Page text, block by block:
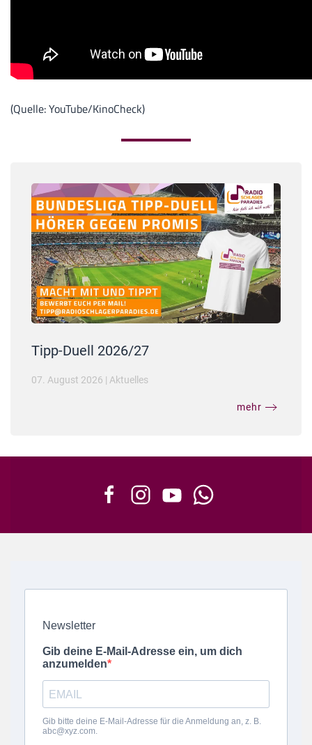
(Quelle: YouTube/KinoCheck)
Tipp-Duell 2026/27
07. August 2026 | Aktuelles
mehr